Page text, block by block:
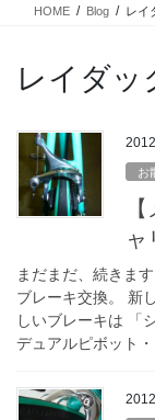
HOME Blog レイ
レイダッ
お
ャ
まだまだ、続きま
ブレーキ交換。 新
しいブレーキは 「
デュアルピボット